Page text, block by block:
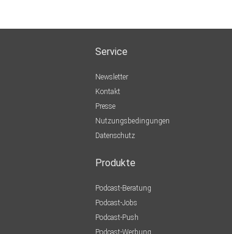
Service
Newsletter
Kontakt
Presse
Nutzungsbedingungen
Datenschutz
Produkte
Podcast-Beratung
Podcast-Jobs
Podcast-Push
Podcast-Werbung